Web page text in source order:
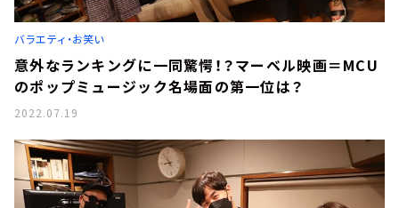
バラエティ・お笑い
意外なランキングに一同驚愕！？マーベル映画＝MCU
のポップミュージック名場面の第一位は？
2022.07.19